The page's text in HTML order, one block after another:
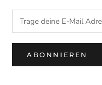
ABONNIEREN